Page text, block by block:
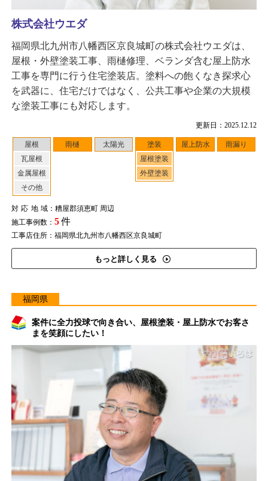
更新日：2025.12.12
屋根
瓦屋根
金属屋根
その他
雨樋 太陽光
塗装
屋根塗装
外壁塗装
屋上防水 雨漏り
対応地域：糟屋郡須恵町 周辺
施工事例数： 5件
工事店住所：福岡県北九州市八幡西区京良城町
もっと詳しく見る
株式会社ウエダ
福岡県北九州市八幡西区京良城町の株式会社ウエダは、
屋根・外壁塗装工事、雨樋修理、ベランダ含む屋上防水
工事を専門に行う住宅塗装店。塗料への飽くなき探求心
を武器に、住宅だけではなく、公共工事や企業の大規模
な塗装工事にも対応します。
福岡県
案件に全力投球で向き合い、屋根塗装・屋上防水でお客さ
まを笑顔にしたい！